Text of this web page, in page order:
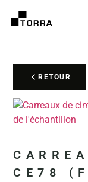
RETOUR
CE78